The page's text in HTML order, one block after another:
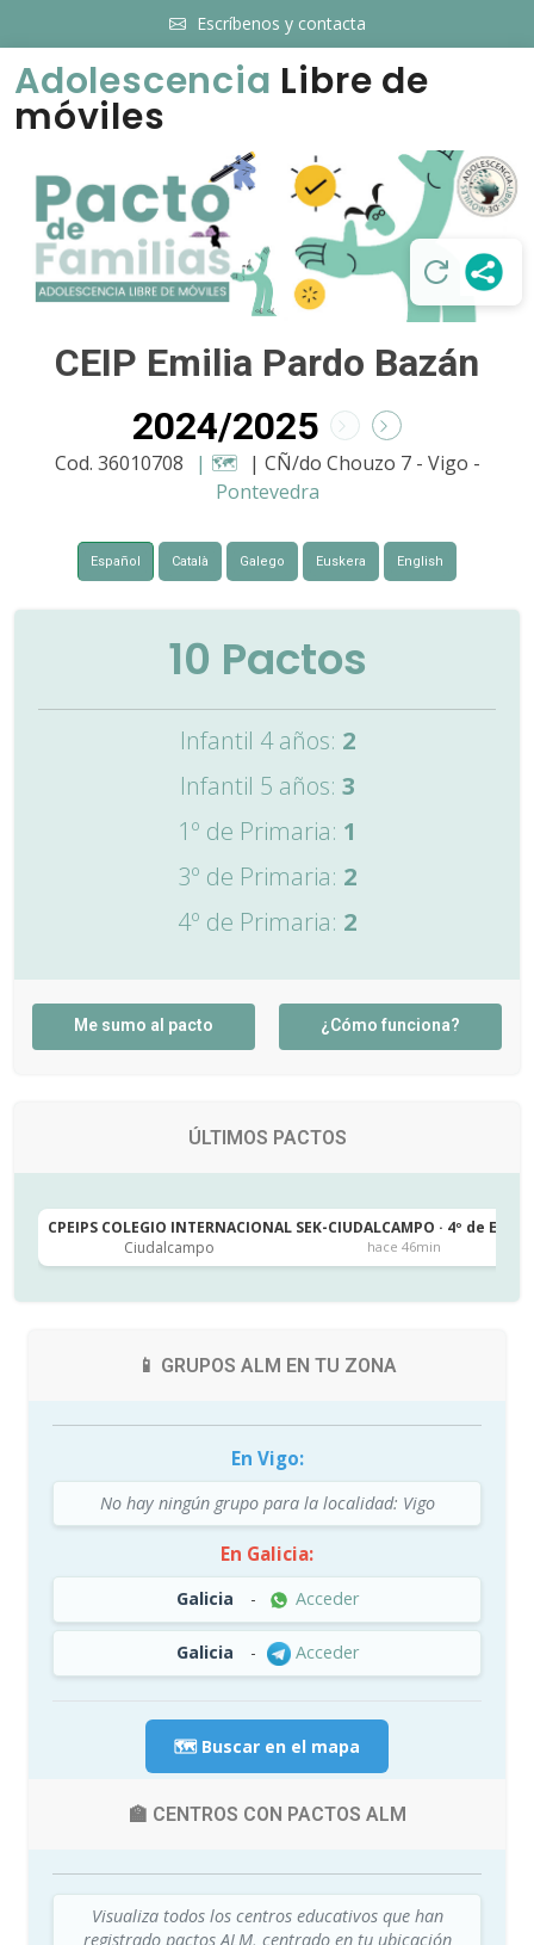
Escríbenos y contacta
Adolescencia Libre de
móviles
CEIP Emilia Pardo Bazán
2024/2025
Cod. 36010708 | 🗺️ | CÑ/do Chouzo 7 - Vigo -
Pontevedra
Español Català Galego Euskera English
10 Pactos
Infantil 4 años: 2
Infantil 5 años: 3
1º de Primaria: 1
3º de Primaria: 2
4º de Primaria: 2
Me sumo al pacto ¿Cómo funciona?
ÚLTIMOS PACTOS
CPEIPS COLEGIO INTERNACIONAL SEK-CIUDALCAMPO · 4º de ESO
Ciudalcampo
hace 46min
📱 GRUPOS ALM EN TU ZONA
En Vigo:
No hay ningún grupo para la localidad: Vigo
En Galicia:
Galicia - Acceder
Galicia - Acceder
🗺️ Buscar en el mapa
🏫 CENTROS CON PACTOS ALM
Visualiza todos los centros educativos que han
registrado pactos ALM, centrado en tu ubicación